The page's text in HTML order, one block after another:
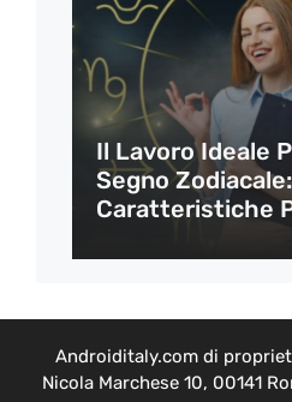
Il Lavoro Ideale
Segno
Caratteristiche
Androiditaly.com di
Nicola Marchese 10, 00141